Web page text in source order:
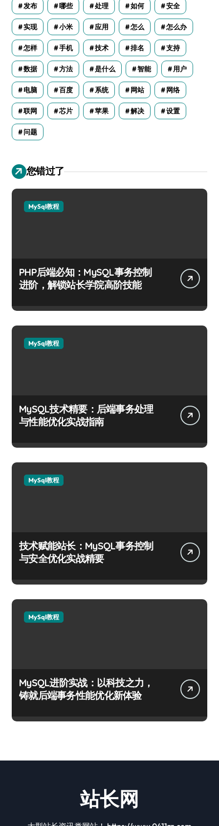
发布 哪些 处理 如何 安全
实现 小米 应用 怎么 怎么办
怎样 手机 技术 排名 支持
数据 方法 是什么 智能 用户
电脑 百度 系统 网站 网络
联网 芯片 苹果 解决 设置
问题
您错过了
MySql教程
PHP后端必知：MySQL事务控制
进阶，解锁站长学院高阶技能
MySql教程
MySQL技术精要：后端事务处理
与性能优化实战指南
MySql教程
技术赋能站长：MySQL事务控制
与安全优化实战精要
MySql教程
MySQL进阶实战：以科技之力，
铸就后端事务性能优化新体验
站长网